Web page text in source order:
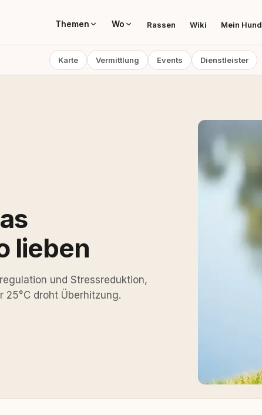
Themen Wo Rassen Wiki Mein Hund
Karte Vermittlung Events Dienstleister
lieben
und Stressreduktion,
25°C droht Überhitzung.